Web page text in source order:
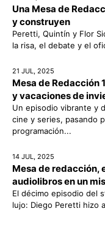
Una Mesa de
y construyen
Peretti, Quintín y Flor
la risa, el debate y el
21 JUL, 2025
Mesa de Redacción
y vacaciones de
Un episodio vibrante y
cine y series, pasando
programación...
14 JUL, 2025
Mesa de redacción,
audiolibros en un
El décimo episodio del
lujo: Diego Peretti hizo